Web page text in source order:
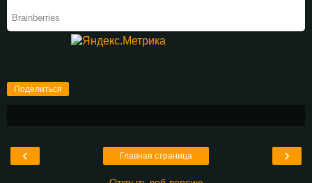
Поделиться
‹ ›
Главная страница